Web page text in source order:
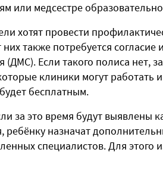
или медсестре
хотят провести
также потребуется
(ДМС). Если такого полиса нет,
клиники могут работать
бесплатным.
за это время будут выявлены
ребёнку назначат
специалистов. Для этого